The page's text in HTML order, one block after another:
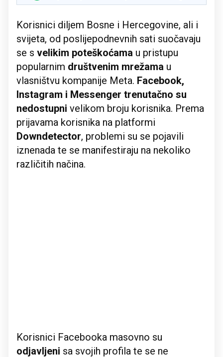
Korisnici diljem Bosne i Hercegovine, ali i
svijeta, od poslijepodnevnih sati suočavaju
se s velikim poteškoćama u pristupu
popularnim društvenim mrežama u
vlasništvu kompanije Meta. Facebook,
Instagram i Messenger trenutačno su
nedostupni velikom broju korisnika. Prema
prijavama korisnika na platformi
Downdetector, problemi su se pojavili
iznenada te se manifestiraju na nekoliko
različitih načina.
Korisnici Facebooka masovno su
odjavljeni sa svojih profila te se ne